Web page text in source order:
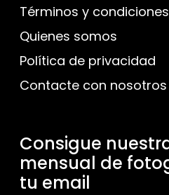
Términos y condiciones
Quienes somos
Política de privacidad
Contacte con nosotros
Consigue
mensual de
tu email